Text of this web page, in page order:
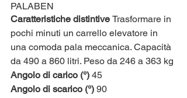
PALABEN
Caratteristiche distintive Trasformare in
pochi minuti un carrello elevatore in
una comoda pala meccanica. Capacità
da 490 a 860 litri. Peso da 246 a 363 kg
Angolo di carico (°) 45
Angolo di scarico (°) 90